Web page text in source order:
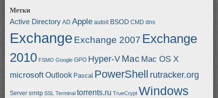
Метки
Active Directory AD Apple autoit BSOD CMD dns
Exchange Exchange 2007 Exchange
2010 FSMO Google GPO Hyper-V Mac Mac OS X
microsoftOutlook Pascal PowerShell rutracker.org
Server smtp SSL Terminal torrents.ru TrueCrypt Windows